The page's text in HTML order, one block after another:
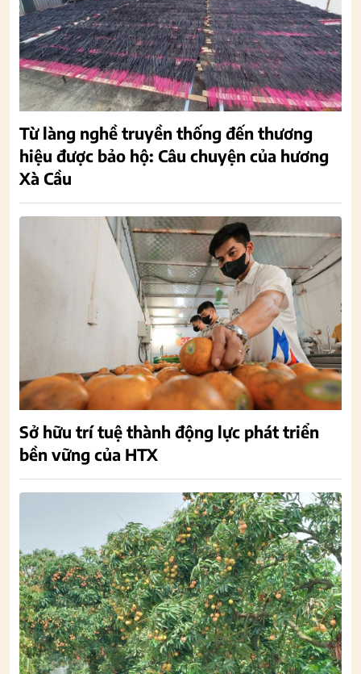
Từ làng nghề truyền thống đến thương
hiệu được bảo hộ: Câu chuyện của hương
Xà Cầu
Sở hữu trí tuệ thành động lực phát triển
bền vững của HTX